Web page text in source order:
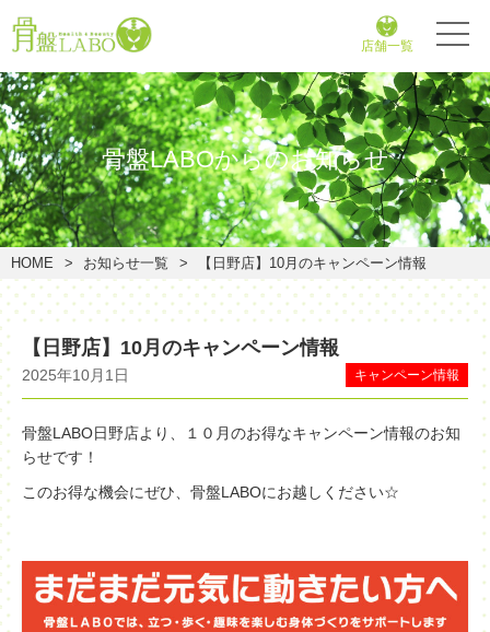
店舗一覧
骨盤LABOからのお知らせ
HOME お知らせ一覧 【日野店】10月のキャンペーン情報
【日野店】10月のキャンペーン情報
キャンペーン情報
2025年10月1日
骨盤LABO日野店より、１０月のお得なキャンペーン情報のお知
らせです！
このお得な機会にぜひ、骨盤LABOにお越しください☆